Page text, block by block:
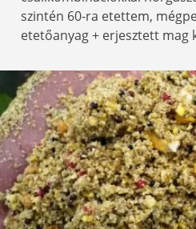
szintén 60-ra etettem,
etetőanyag + erjesztett mag